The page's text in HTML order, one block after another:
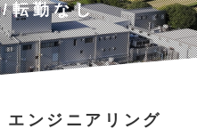
転勤なし
エンジニアリング